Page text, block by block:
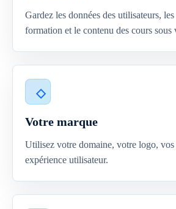
Gardez les données des utilisateurs,
formation et le contenu des cours sous
Votre marque
Utilisez votre domaine, votre logo,
expérience utilisateur.